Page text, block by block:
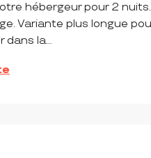
hébergeur pour 2
Variante plus longue
dans la...